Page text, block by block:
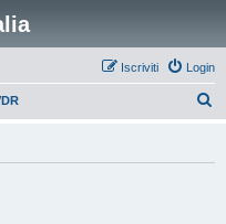
Login
Iscriviti